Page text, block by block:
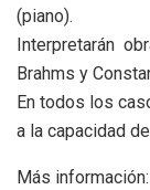
(piano).
Interpretarán
Brahms y
En todos los
a la capacidad
Más